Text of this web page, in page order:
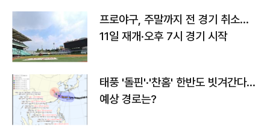
프로야구, 주말까지 전 경기 취소…
11일 재개·오후 7시 경기 시작
태풍 '돌핀'·'찬홈' 한반도 빗겨간다…
예상 경로는?